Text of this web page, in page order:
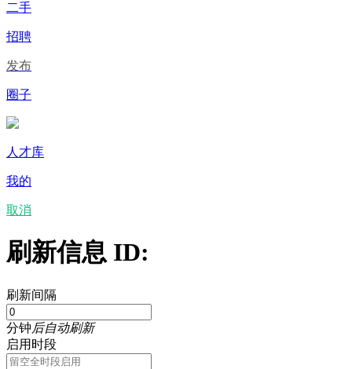
二手
招聘
发布
圈子
人才库
我的
取消
刷新信息 ID:
刷新间隔
分钟后自动刷新
启用时段